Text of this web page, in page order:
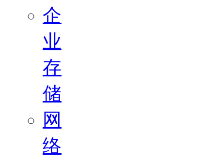
企
业
存
储
网
络